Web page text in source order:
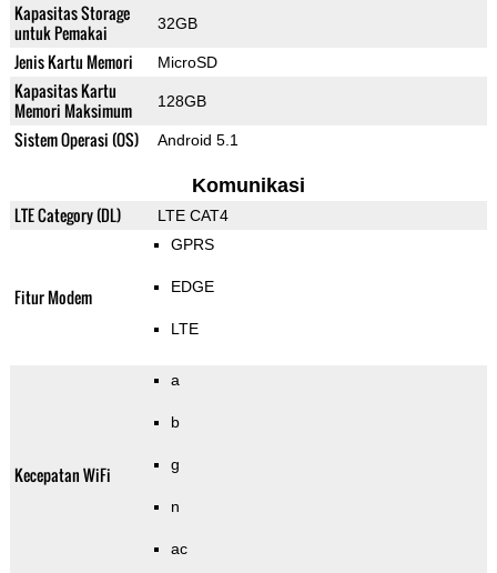
Kapasitas Storage
untuk Pemakai
32GB
Jenis Kartu Memori MicroSD
Kapasitas Kartu
Memori Maksimum
128GB
Sistem Operasi (OS) Android 5.1
Komunikasi
LTE Category (DL) LTE CAT4
Fitur Modem
GPRS
EDGE
LTE
Kecepatan WiFi
a
b
g
n
ac